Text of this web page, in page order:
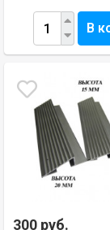
В
300 руб.